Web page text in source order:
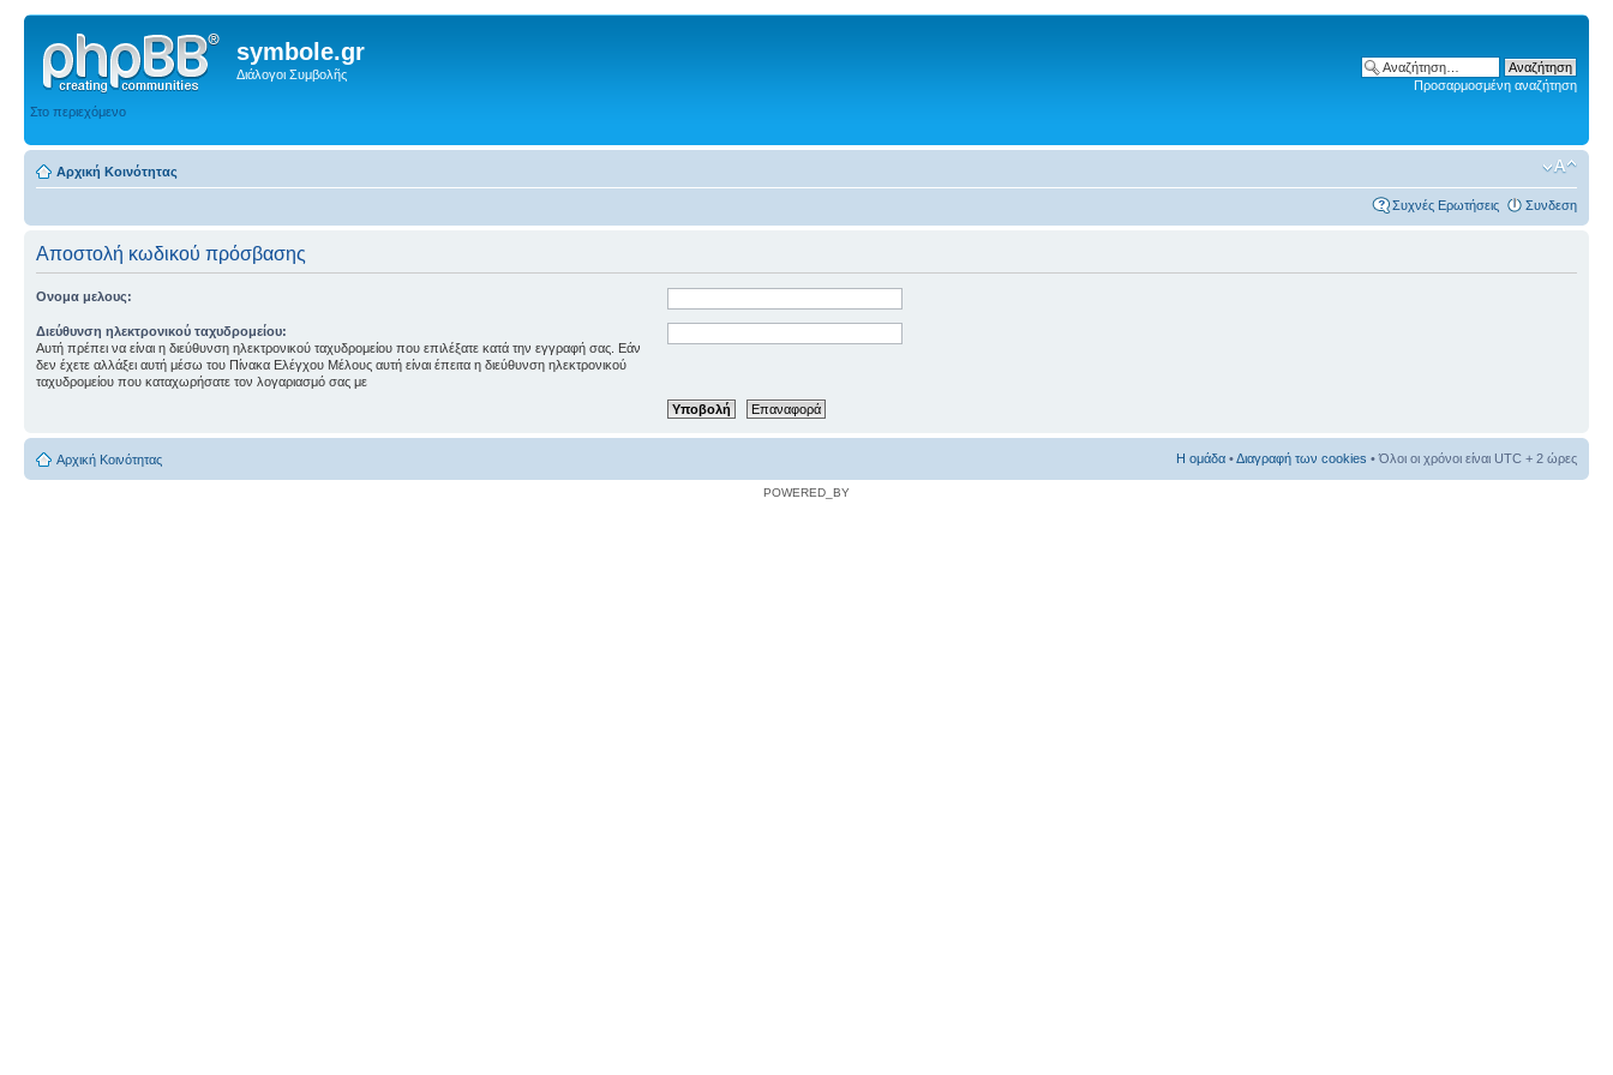
symbole.gr
Διάλογοι Συμβολῆς
Στο περιεχόμενο
Προσαρμοσμένη αναζήτηση
Αρχική Κοινότητας
Συχνές Ερωτήσεις Συνδεση
Αποστολή κωδικού πρόσβασης
Ονομα μελους:
Διεύθυνση ηλεκτρονικού ταχυδρομείου:
Αυτή πρέπει να είναι η διεύθυνση ηλεκτρονικού ταχυδρομείου που επιλέξατε κατά την εγγραφή σας. Εάν
δεν έχετε αλλάξει αυτή μέσω του Πίνακα Ελέγχου Μέλους αυτή είναι έπειτα η διεύθυνση ηλεκτρονικού
ταχυδρομείου που καταχωρήσατε τον λογαριασμό σας με
Αρχική Κοινότητας Η ομάδα •Διαγραφή των cookies • Όλοι οι χρόνοι είναι UTC + 2 ώρες
POWERED_BY